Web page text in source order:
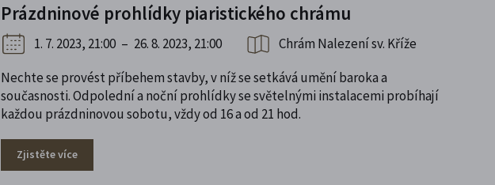
Prázdninové prohlídky piaristického chrámu
1. 7. 2023, 21:00 – 26. 8. 2023, 21:00
Chrám Nalezení sv. Kříže
Nechte se provést příbehem stavby, v níž se setkává umění baroka a
současnosti. Odpolední a noční prohlídky se světelnými instalacemi probíhají
každou prázdninovou sobotu, vždy od 16 a od 21 hod.
Zjistěte více